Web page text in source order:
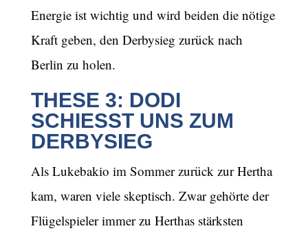
Energie ist wichtig und wird beiden die nötige
Kraft geben, den Derbysieg zurück nach
Berlin zu holen.
THESE 3: DODI
SCHIESST UNS ZUM D
ERBYSIEG
Als Lukebakio im Sommer zurück zur Hertha
kam, waren viele skeptisch. Zwar gehörte der
Flügelspieler immer zu Herthas stärksten